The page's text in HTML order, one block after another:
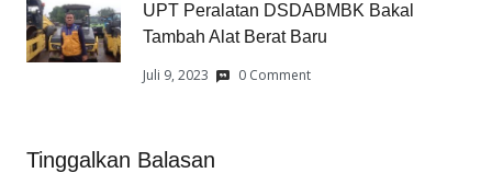
UPT Peralatan DSDABMBK Bakal
Tambah Alat Berat Baru
Juli 9, 2023 0 Comment
Tinggalkan Balasan